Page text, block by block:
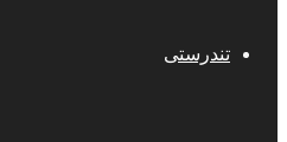
تندرستی